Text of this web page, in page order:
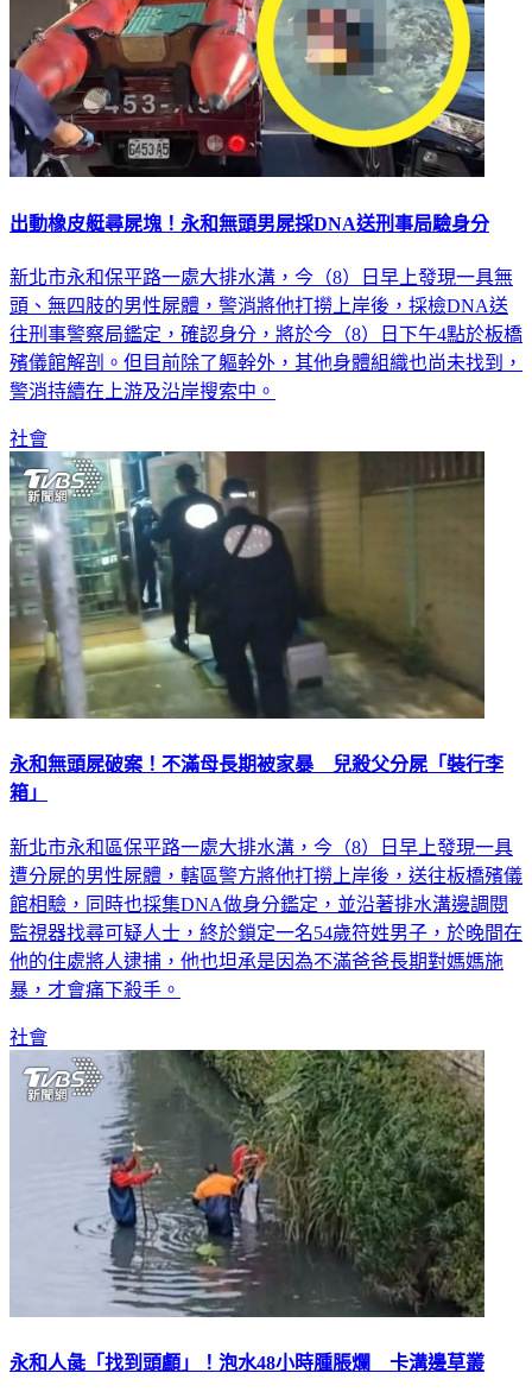
出動橡皮艇尋屍塊！永和無頭男屍採DNA送刑事局驗身分
新北市永和保平路一處大排水溝，今（8）日早上發現一具無
頭、無四肢的男性屍體，警消將他打撈上岸後，採檢DNA送
往刑事警察局鑑定，確認身分，將於今（8）日下午4點於板橋
殯儀館解剖。但目前除了軀幹外，其他身體組織也尚未找到，
警消持續在上游及沿岸搜索中。
社會
永和無頭屍破案！不滿母長期被家暴 兒殺父分屍「裝行李
箱」
新北市永和區保平路一處大排水溝，今（8）日早上發現一具
遭分屍的男性屍體，轄區警方將他打撈上岸後，送往板橋殯儀
館相驗，同時也採集DNA做身分鑑定，並沿著排水溝邊調閱
監視器找尋可疑人士，終於鎖定一名54歲符姓男子，於晚間在
他的住處將人逮捕，他也坦承是因為不滿爸爸長期對媽媽施
暴，才會痛下殺手。
社會
永和人彘「找到頭顱」！泡水48小時腫脹爛 卡溝邊草叢